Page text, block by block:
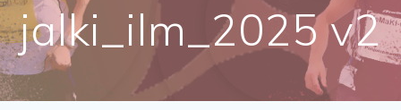
jalki_ilm_2025 v2